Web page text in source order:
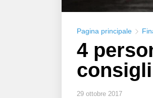
Pagina principale
4
29 ottobre 2017